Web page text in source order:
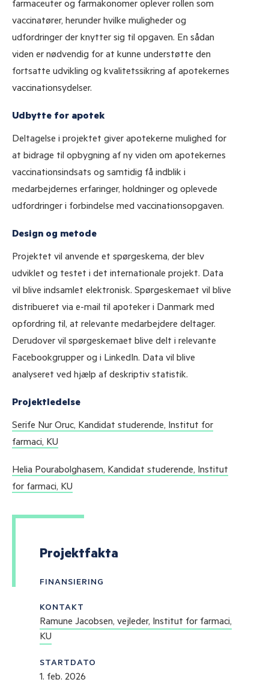
farmaceuter og farmakonomer oplever rollen som
vaccinatører, herunder hvilke muligheder og
udfordringer der knytter sig til opgaven. En sådan
viden er nødvendig for at kunne understøtte den
fortsatte udvikling og kvalitetssikring af apotekernes
vaccinationsydelser.
Udbytte for apotek
Deltagelse i projektet giver apotekerne mulighed for
at bidrage til opbygning af ny viden om apotekernes
vaccinationsindsats og samtidig få indblik i
medarbejdernes erfaringer, holdninger og oplevede
udfordringer i forbindelse med vaccinationsopgaven.
Design og metode
Projektet vil anvende et spørgeskema, der blev
udviklet og testet i det internationale projekt. Data
vil blive indsamlet elektronisk. Spørgeskemaet vil blive
distribueret via e-mail til apoteker i Danmark med
opfordring til, at relevante medarbejdere deltager.
Derudover vil spørgeskemaet blive delt i relevante
Facebookgrupper og i LinkedIn. Data vil blive
analyseret ved hjælp af deskriptiv statistik.
Projektledelse
Serife Nur Oruc, Kandidat studerende, Institut for
farmaci, KU
Helia Pourabolghasem, Kandidat studerende, Institut
for farmaci, KU
Projektfakta
FINANSIERING
KONTAKT
Ramune Jacobsen, vejleder, Institut for farmaci,
KU
STARTDATO
1. feb. 2026
Se eksempler
på nyhedsbrevene fra Pharmakon,
klik her.
Jeg accepterer Pharmakons
TILMELD